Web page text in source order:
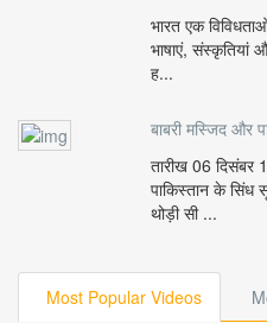
भारत एक
भाषाएं, संस्कृतियां
ह...
बाबरी मस्जिद और
तारीख 06 दिसंबर
पाकिस्तान के
थोड़ी सी ...
Most Popular Videos